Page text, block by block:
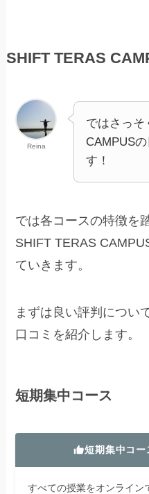
SHIFT TERAS
Reina
ではさっそ
CAMPUS
す！
では各コースの特徴を
SHIFT TERAS
ていきます。
まずは良い評判につい
口コミを紹介します。
短期集中コース
短期集中コー
すべての授業をオンライン